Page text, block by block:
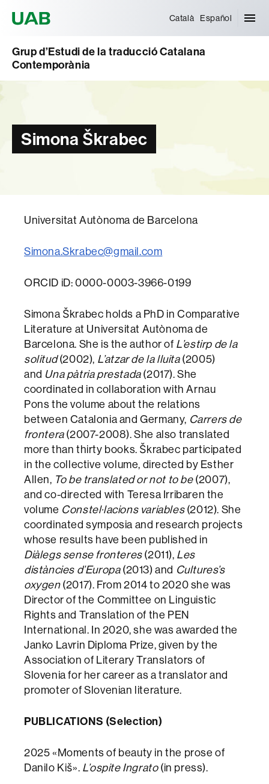
Català Español
Grup d’Estudi de la traducció Catalana
Contemporània
Simona Škrabec
Universitat Autònoma de Barcelona
Simona.Skrabec@gmail.com
ORCID iD: 0000-0003-3966-0199
Simona Škrabec holds a PhD in Comparative
Literature at Universitat Autònoma de
Barcelona. She is the author of L’estirp de la
solitud(2002), L’atzar de la lluita(2005)
and Una pàtria prestada(2017). She
coordinated in collaboration with Arnau
Pons the volume about the relations
between Catalonia and Germany, Carrers de
frontera(2007-2008). She also translated
more than thirty books. Škrabec participated
in the collective volume, directed by Esther
Allen, To be translated or not to be(2007),
and co-directed with Teresa Irribaren the
volume Constel·lacions variables(2012). She
coordinated symposia and research projects
whose results have been published in
Diàlegs sense fronteres(2011), Les
distàncies d’Europa(2013) and Cultures’s
oxygen (2017). From 2014 to 2020 she was
Director of the Committee on Linguistic
Rights and Translation of the PEN
International. In 2020, she was awarded the
Janko Lavrin Diploma Prize, given by the
Association of Literary Translators of
Slovenia for her career as a translator and
promoter of Slovenian literature.
PUBLICATIONS (Selection)
2025 «Moments of beauty in the prose of
Danilo Kiš». L’ospite Ingrato(in press).